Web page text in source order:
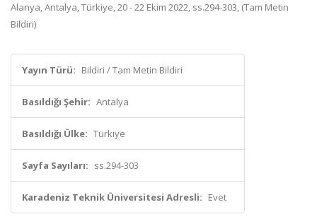
Alanya, Antalya, Türkiye, 20 - 22 Ekim 2022, ss.294-303, (Tam Metin
Bildiri)
Yayın Türü: Bildiri / Tam Metin Bildiri
Basıldığı Şehir: Antalya
Basıldığı Ülke: Türkiye
Sayfa Sayıları: ss.294-303
Karadeniz Teknik Üniversitesi Adresli: Evet